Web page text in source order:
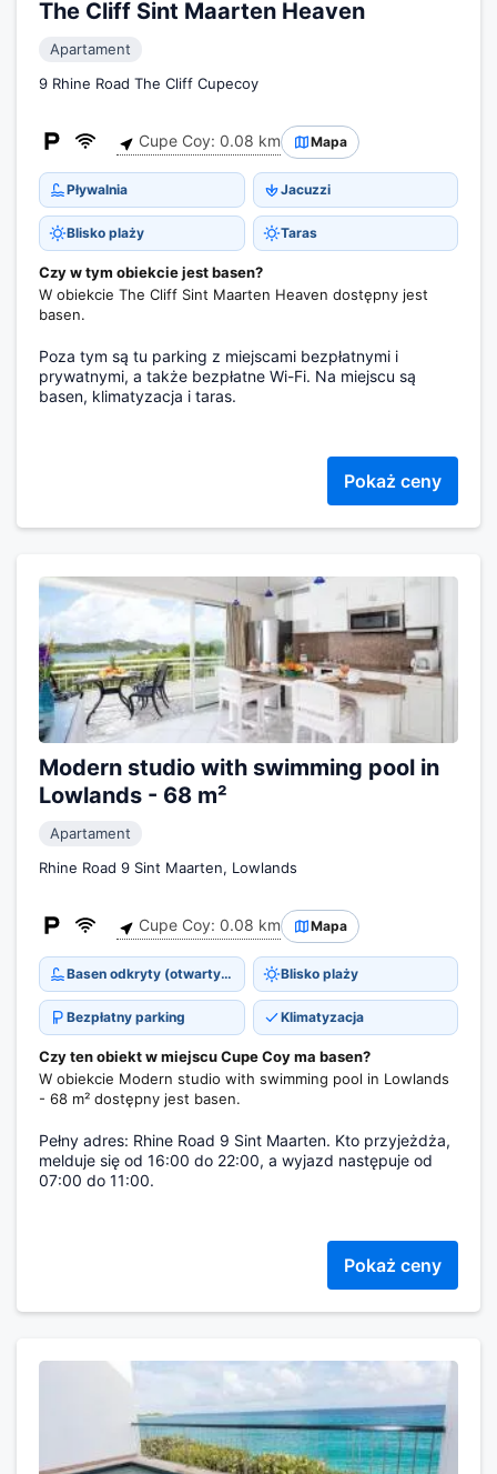
The Cliff Sint Maarten Heaven
Apartament
9 Rhine Road The Cliff Cupecoy
Cupe Coy: 0.08 km Mapa
Pływalnia Jacuzzi
Blisko plaży Taras
Czy w tym obiekcie jest basen?
W obiekcie The Cliff Sint Maarten Heaven dostępny jest
basen.
Poza tym są tu parking z miejscami bezpłatnymi i
prywatnymi, a także bezpłatne Wi-Fi. Na miejscu są
basen, klimatyzacja i taras.
Pokaż ceny
Modern studio with swimming pool in
Lowlands - 68 m²
Apartament
Rhine Road 9 Sint Maarten, Lowlands
Cupe Coy: 0.08 km Mapa
Basen odkryty (otwarty cały rok) Blisko plaży
Bezpłatny parking Klimatyzacja
Czy ten obiekt w miejscu Cupe Coy ma basen?
W obiekcie Modern studio with swimming pool in Lowlands
- 68 m² dostępny jest basen.
Pełny adres: Rhine Road 9 Sint Maarten. Kto przyjeżdża,
melduje się od 16:00 do 22:00, a wyjazd następuje od
07:00 do 11:00.
Pokaż ceny